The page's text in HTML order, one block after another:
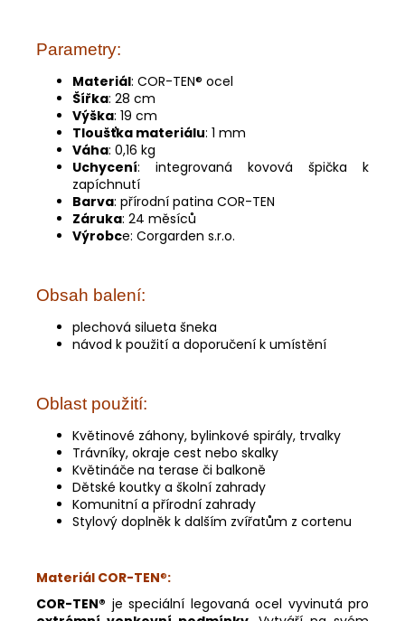
Parametry:
Materiál: COR-TEN® ocel
Šířka: 28 cm
Výška: 19 cm
Tloušťka materiálu: 1 mm
Váha: 0,16 kg
Uchycení: integrovaná kovová špička k
zapíchnutí
Barva: přírodní patina COR-TEN
Záruka: 24 měsíců
Výrobce: Corgarden s.r.o.
Obsah balení:
plechová silueta šneka
návod k použití a doporučení k umístění
Oblast použití:
Květinové záhony, bylinkové spirály, trvalky
Trávníky, okraje cest nebo skalky
Květináče na terase či balkoně
Dětské koutky a školní zahrady
Komunitní a přírodní zahrady
Stylový doplněk k dalším zvířatům z cortenu
Materiál COR-TEN®:
COR-TEN® je speciální legovaná ocel vyvinutá pro